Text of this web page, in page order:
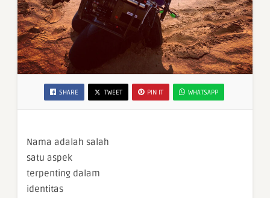
SHARE TWEET PIN IT WHATSAPP
Nama adalah salah
satu aspek
terpenting dalam
identitas